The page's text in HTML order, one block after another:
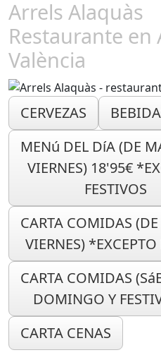
Arrels Alaquàs
Restaurante en
València
CERVEZAS
MENú DEL DíA (DE
VIERNES) 18'95€
FESTIVOS
CARTA COMIDAS
VIERNES) *EXCEPTO
CARTA COMIDAS
DOMINGO Y
CARTA CENAS